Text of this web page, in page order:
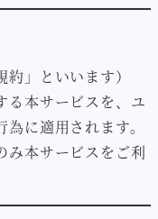
」といいます）
る本サービスを、ユ
に適用されます。
み本サービスをご利